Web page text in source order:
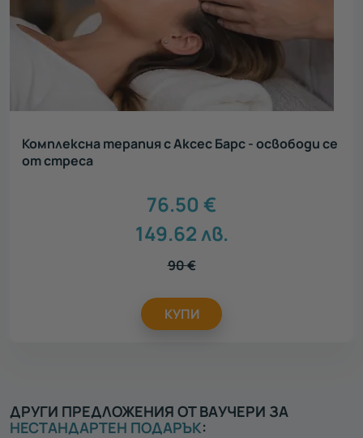
Комплексна терапия с Аксес Барс - освободи се
от стреса
76.50 €
149.62лв.
90€
КУПИ
ДРУГИ ПРЕДЛОЖЕНИЯ ОТ ВАУЧЕРИ ЗА
НЕСТАНДАРТЕН ПОДАРЪК: